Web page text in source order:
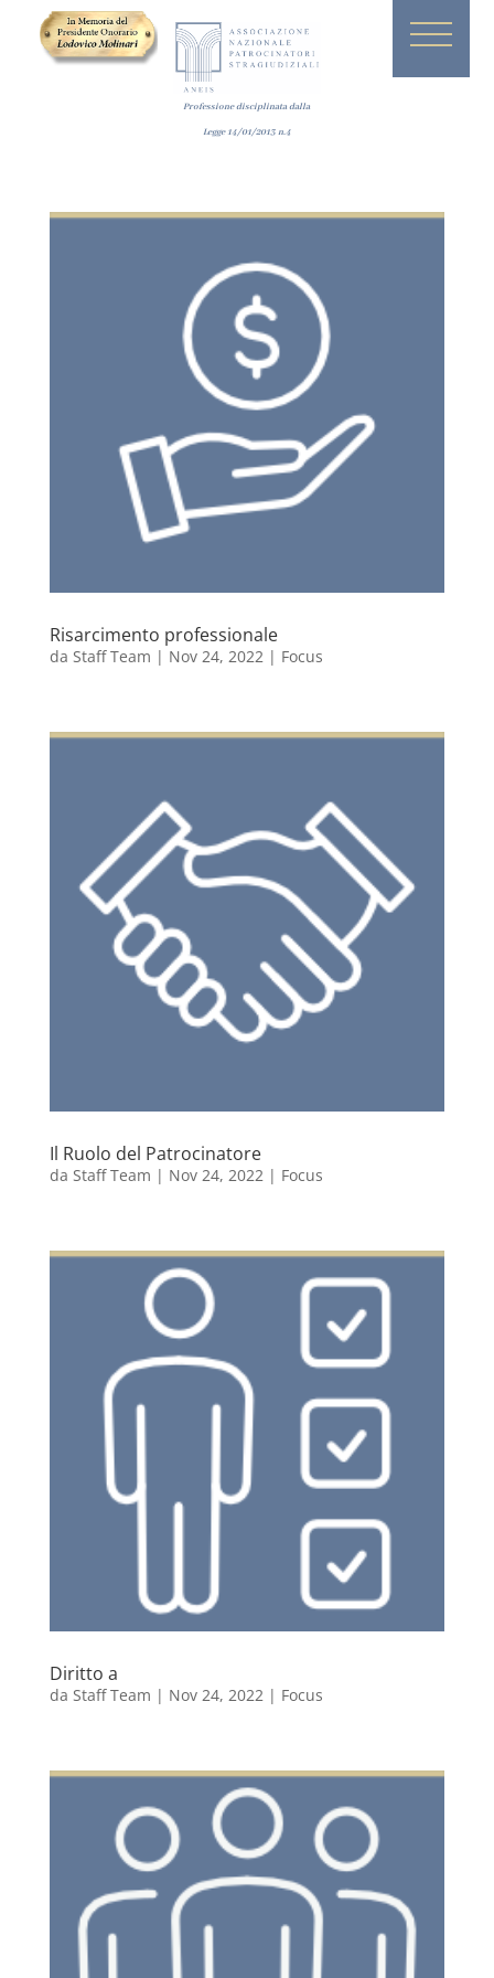
Professione disciplinata dalla
Legge14/01/2013n.4
Risarcimento professionale
da Staff Team | Nov 24, 2022 | Focus
Il Ruolo del Patrocinatore
da Staff Team | Nov 24, 2022| Focus
Diritto a
da Staff Team | Nov 24, 2022 | Focus